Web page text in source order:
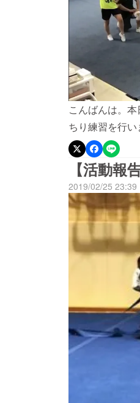
こんばんは。
ちり練習を行
レンジしたこ
うのも、現在
2回ひねる）
況が続いてい
の技です。練習
探し研究。ま
つ変え、先週
▼動画はこち
入ったマット
チーム対抗チ
の演技になり
があって都内の
しました。▼動
日。残りわず
程よろしくお
【活動報
2019/02/25 23:39